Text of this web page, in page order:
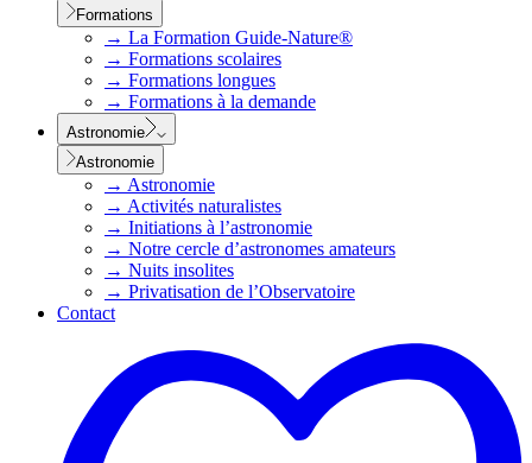
Formations
→ La Formation Guide-Nature®
→ Formations scolaires
→ Formations longues
→ Formations à la demande
Astronomie
Astronomie
→ Astronomie
→ Activités naturalistes
→ Initiations à l’astronomie
→ Notre cercle d’astronomes amateurs
→ Nuits insolites
→ Privatisation de l’Observatoire
Contact